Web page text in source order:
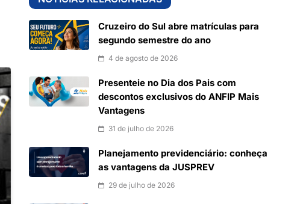
Cruzeiro do Sul abre matrículas para
segundo semestre do ano
4 de agosto de 2026
Presenteie no Dia dos Pais com
descontos exclusivos do ANFIP Mais
Vantagens
31 de julho de 2026
Planejamento previdenciário: conheça
as vantagens da JUSPREV
29 de julho de 2026